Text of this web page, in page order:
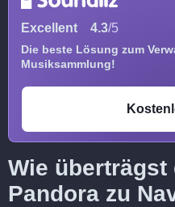
Excellent 4.3/5
Die beste Lösung zum
Musiksammlung!
Wie
Pandora zu